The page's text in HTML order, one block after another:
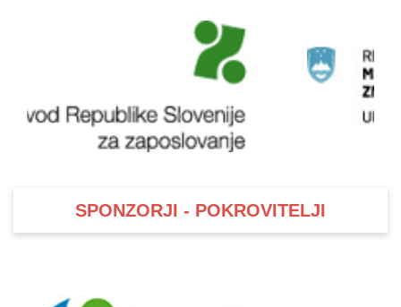
SPONZORJI - POKROVITELJI